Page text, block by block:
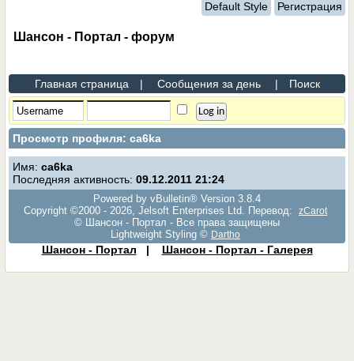
Default Style Регистрация
Шансон - Портал - форум
Главная страница | Сообщения за день | Поиск
Просмотр профиля: ca6ka
Имя:ca6ka
Последняя активность: 09.12.201121:24
Powered by vBulletin® Version 3.8.4
Copyright ©2000 - 2026, Jelsoft Enterprises Ltd. Перевод:
zCarot
© Шансон - Портал - Все права защищены
Lightweight Styling © Dartho
Шансон - Портал | Шансон - Портал - Галерея